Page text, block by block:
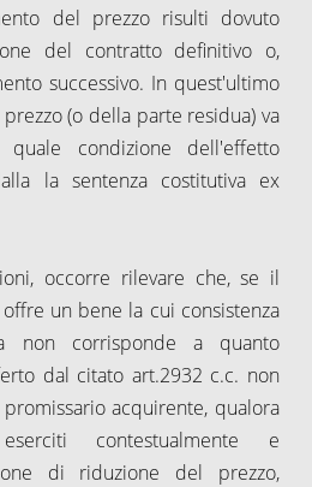
del prezzo risulti dovuto
del contratto definitivo o,
successivo. In quest'ultimo
(o della parte residua) va
condizione dell'effetto
la sentenza costitutiva ex
occorre rilevare che, se il
un bene la cui consistenza
non corrisponde a quanto
dal citato art.2932 c.c. non
acquirente, qualora
contestualmente e
di riduzione del prezzo,